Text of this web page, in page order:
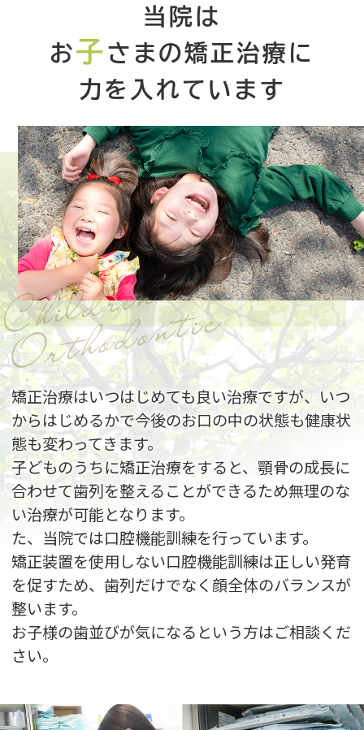
Orthodontic
当院は
お子 さまの矯正治療に
力を入れています
矯正治療はいつはじめても良い治療ですが、いつ
からはじめるかで今後のお口の中の状態も健康状
態も変わってきます。
子どものうちに矯正治療をすると、顎骨の成長に
合わせて歯列を整えることができるため無理のな
い治療が可能となります。
た、当院では口腔機能訓練を行っています。
矯正装置を使用しない口腔機能訓練は正しい発育
を促すため、歯列だけでなく顔全体のバランスが
整います。
お子様の歯並びが気になるという方はご相談くだ
さい。